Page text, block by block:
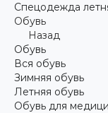
Спецодежда
Обувь
Назад
Обувь
Вся обувь
Зимняя обувь
Летняя обувь
Обувь для